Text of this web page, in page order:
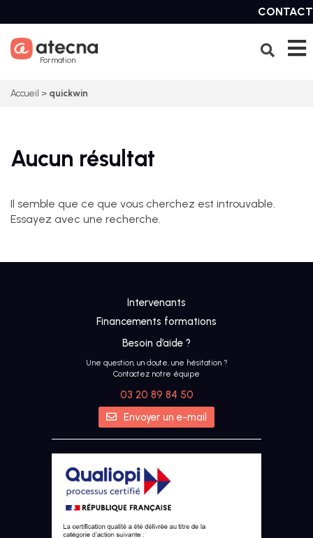
to
content
CONTACT
Formation
IA
UX &
DESIGN
THINKING
UI
Accueil > quickwin
Aucun résultat
Il semble que ce que vous cherchez est introuvable.
Essayez avec une recherche.
Intervenants
Financements formations
Besoin d’aide ?
Une question, un doute, une hésitation ?
Contactez notre équipe
03 20 89 84 50
Envoyer un e-mail